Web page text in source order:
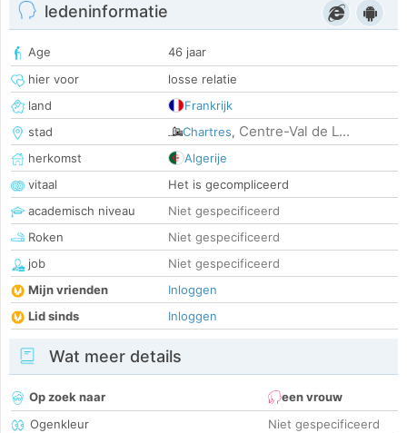
ledeninformatie
Age
46 jaar
hier voor
losse relatie
land
Frankrijk
stad
Chartres, Centre-Val de L...
herkomst
Algerije
vitaal
Het is gecompliceerd
academisch niveau
Niet gespecificeerd
Roken
Niet gespecificeerd
job
Niet gespecificeerd
Mijn vrienden
Inloggen
Lid sinds
Inloggen
Wat meer details
Op zoek naar
een vrouw
Ogenkleur
Niet gespecificeerd